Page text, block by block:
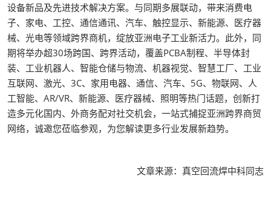
设备新品及先进技术解决方案。与同期多展联动，带来消费电
子、家电、工控、通信通讯、汽车、触控显示、新能源、医疗器
械、光电等领域跨界商机，绽放亚洲电子工业新活力。此外，同
期将举办超30场跨国、跨界活动，覆盖PCBA制程、半导体封
装、工业机器人、智能仓储与物流、机器视觉、智慧工厂、工业
互联网、激光、3C、家用电器、通信、汽车、5G、物联网、人
工智能、AR/VR、新能源、医疗器械、照明等热门话题，创新打
造多元化国内、外商务配对社交机会，一站式捕捉亚洲跨界商贸
网络，诚邀您莅临参观，为您解读更多行业发展新趋势。
文章来源：真空回流焊中科同志